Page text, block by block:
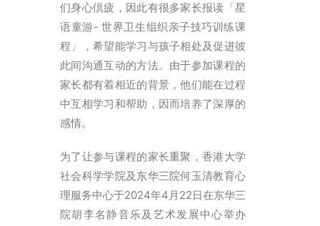
字型大小们身心倶疲，因此有很多家长报读「星
语童游- 世界卫生组织亲子技巧训练课
程」，希望能学习与孩子相处及促进彼
此间沟通互动的方法。由于参加课程的
家长都有着相近的背景，他们能在过程
中互相学习和帮助，因而培养了深厚的
感情。
为了让参与课程的家长重聚，香港大学
社会科学学院及东华三院何玉清教育心
理服务中心于2024年4月22日在东华三
院胡李名静音乐及艺术发展中心举办